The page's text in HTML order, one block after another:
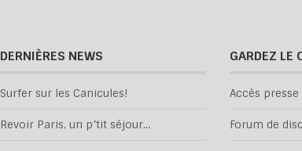
DERNIÈRES NEWS
Surfer sur les Canicules!
Revoir Paris, un p’tit séjour…
GARDEZ LE
Accès presse
Forum de